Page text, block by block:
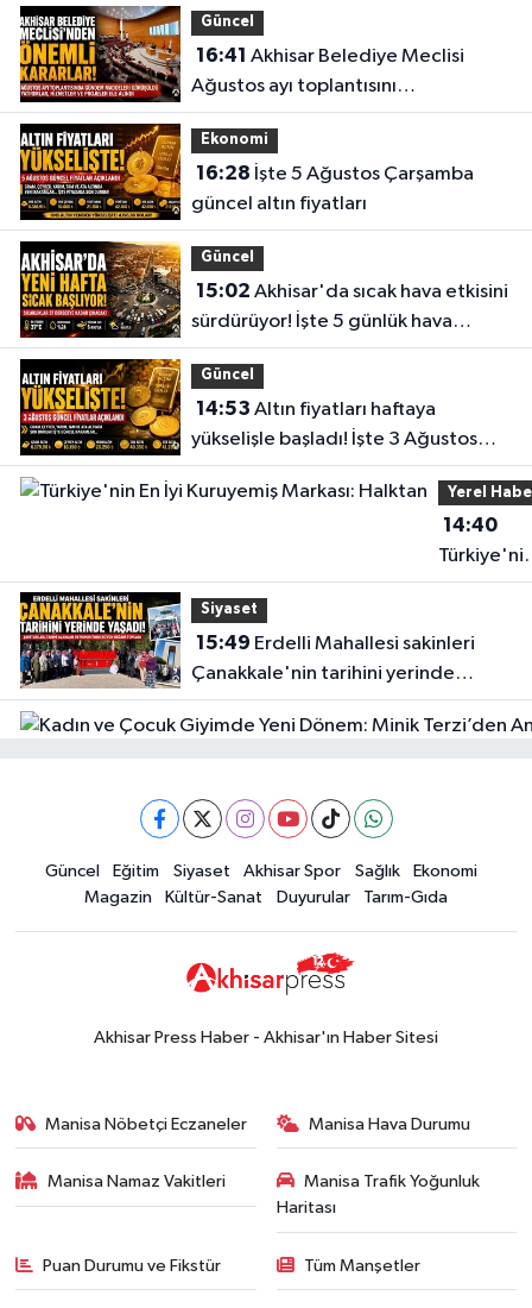
Güncel
16:41
Ağustos ayı toplantısını
gerçekleştirdi
Ekonomi
16:28
güncel altın fiyatları
Güncel
15:02
sürdürüyor! İşte 5 günlük hava
durumu
Güncel
14:53
yükselişle başladı! İşte 3 Ağustos
güncel fiyatlar
Yerel
14:40
En İyi
Markası:
Halktan
Siyaset
15:49
Çanakkale'nin tarihini yerinde
yaşadı
Güncel
18:57Akhisar'da Atatürk
Mahallesi'nde yine 6 saatlik elektrik
kesintisi
Ekonomi
18:50Akhisar'da Cumhuriyet
ilgilendiriyor! Cuma günü elektrik
kesintisi uygulanacak
Akhisar Spor
Akhisargücü'ne sponsorluk desteği
devam ediyor
Güncel Eğitim Siyaset Akhisar Spor Sağlık
Ekonomi
Magazin
Kültür-Sanat Duyurular Tarım-Gıda
Akhisar Press Haber - Akhisar'ın Haber Sitesi
Manisa Nöbetçi Eczaneler Manisa Hava Durumu
Manisa Namaz Vakitleri
Manisa Trafik Yoğunluk
Haritası
Puan Durumu ve Fikstür Tüm Manşetler